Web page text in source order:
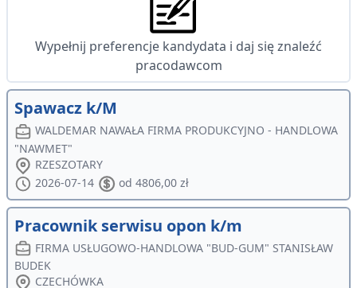
Wypełnij preferencje kandydata i daj się znaleźć
pracodawcom
Spawacz k/M
WALDEMAR NAWAŁA FIRMA PRODUKCYJNO - HANDLOWA
"NAWMET"
RZESZOTARY
2026-07-14
od 4806,00 zł
Pracownik serwisu opon k/m
FIRMA USŁUGOWO-HANDLOWA "BUD-GUM" STANISŁAW
BUDEK
CZECHÓWKA